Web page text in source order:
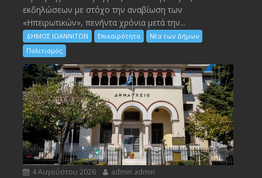
εκδηλώσεων με στόχο την αναβίωση των
«Ηπειρωτικών», πενήντα χρόνια μετά την...
ΔΗΜΟΣ ΙΩΑΝΝΙΤΩΝ Επικαιρότητα
Νέα των Δήμων
Πολιτισμός
4 Αυγούστου 2026 admin admin